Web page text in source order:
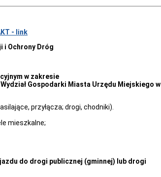
- link
i Ochrony Dróg
w zakresie
Gospodarki Miasta Urzędu Miejskiego w
przyłącza; drogi, chodniki).
mieszkalne;
do drogi publicznej (gminnej) lub drogi